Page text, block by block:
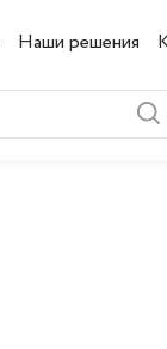
Наши решения